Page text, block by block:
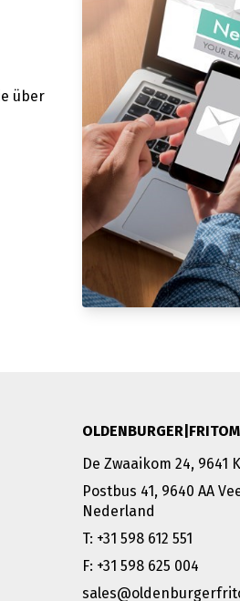
über
OLDENBURGER|FRITOM
De Zwaaikom 24, 9641
Postbus 41, 9640 AA
Nederland
T: +31 598 612 551
F: +31 598 625 004